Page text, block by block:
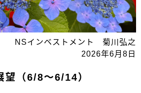
NSインベストメント 菊川弘之
2026年6月8日
望（6/8～6/14）